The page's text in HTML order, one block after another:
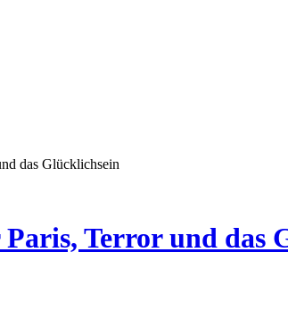
das Glücklichsein
Terror und das